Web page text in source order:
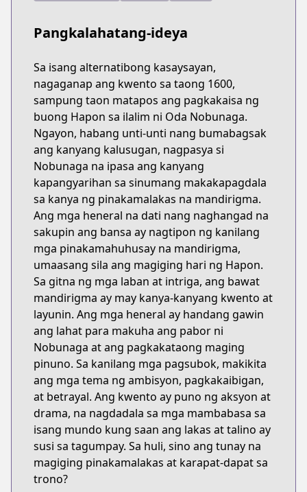
Pangkalahatang-ideya
Sa isang alternatibong kasaysayan,
nagaganap ang kwento sa taong 1600,
sampung taon matapos ang pagkakaisa ng
buong Hapon sa ilalim ni Oda Nobunaga.
Ngayon, habang unti-unti nang bumabagsak
ang kanyang kalusugan, nagpasya si
Nobunaga na ipasa ang kanyang
kapangyarihan sa sinumang makakapagdala
sa kanya ng pinakamalakas na mandirigma.
Ang mga heneral na dati nang naghangad na
sakupin ang bansa ay nagtipon ng kanilang
mga pinakamahuhusay na mandirigma,
umaasang sila ang magiging hari ng Hapon.
Sa gitna ng mga laban at intriga, ang bawat
mandirigma ay may kanya-kanyang kwento at
layunin. Ang mga heneral ay handang gawin
ang lahat para makuha ang pabor ni
Nobunaga at ang pagkakataong maging
pinuno. Sa kanilang mga pagsubok, makikita
ang mga tema ng ambisyon, pagkakaibigan,
at betrayal. Ang kwento ay puno ng aksyon at
drama, na nagdadala sa mga mambabasa sa
isang mundo kung saan ang lakas at talino ay
susi sa tagumpay. Sa huli, sino ang tunay na
magiging pinakamalakas at karapat-dapat sa
trono?